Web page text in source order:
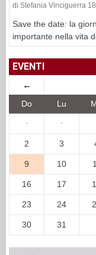
di Stefania Vinciguerra
Save the date: la
importante nella vita
EVENTI
←
Do Lu
· ·
2 3
9 10
16 17
23 24
30 31